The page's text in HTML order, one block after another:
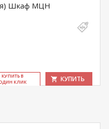
Шкаф МЦН
КУ­ПИТЬ В
КЛИК
КУПИТЬ